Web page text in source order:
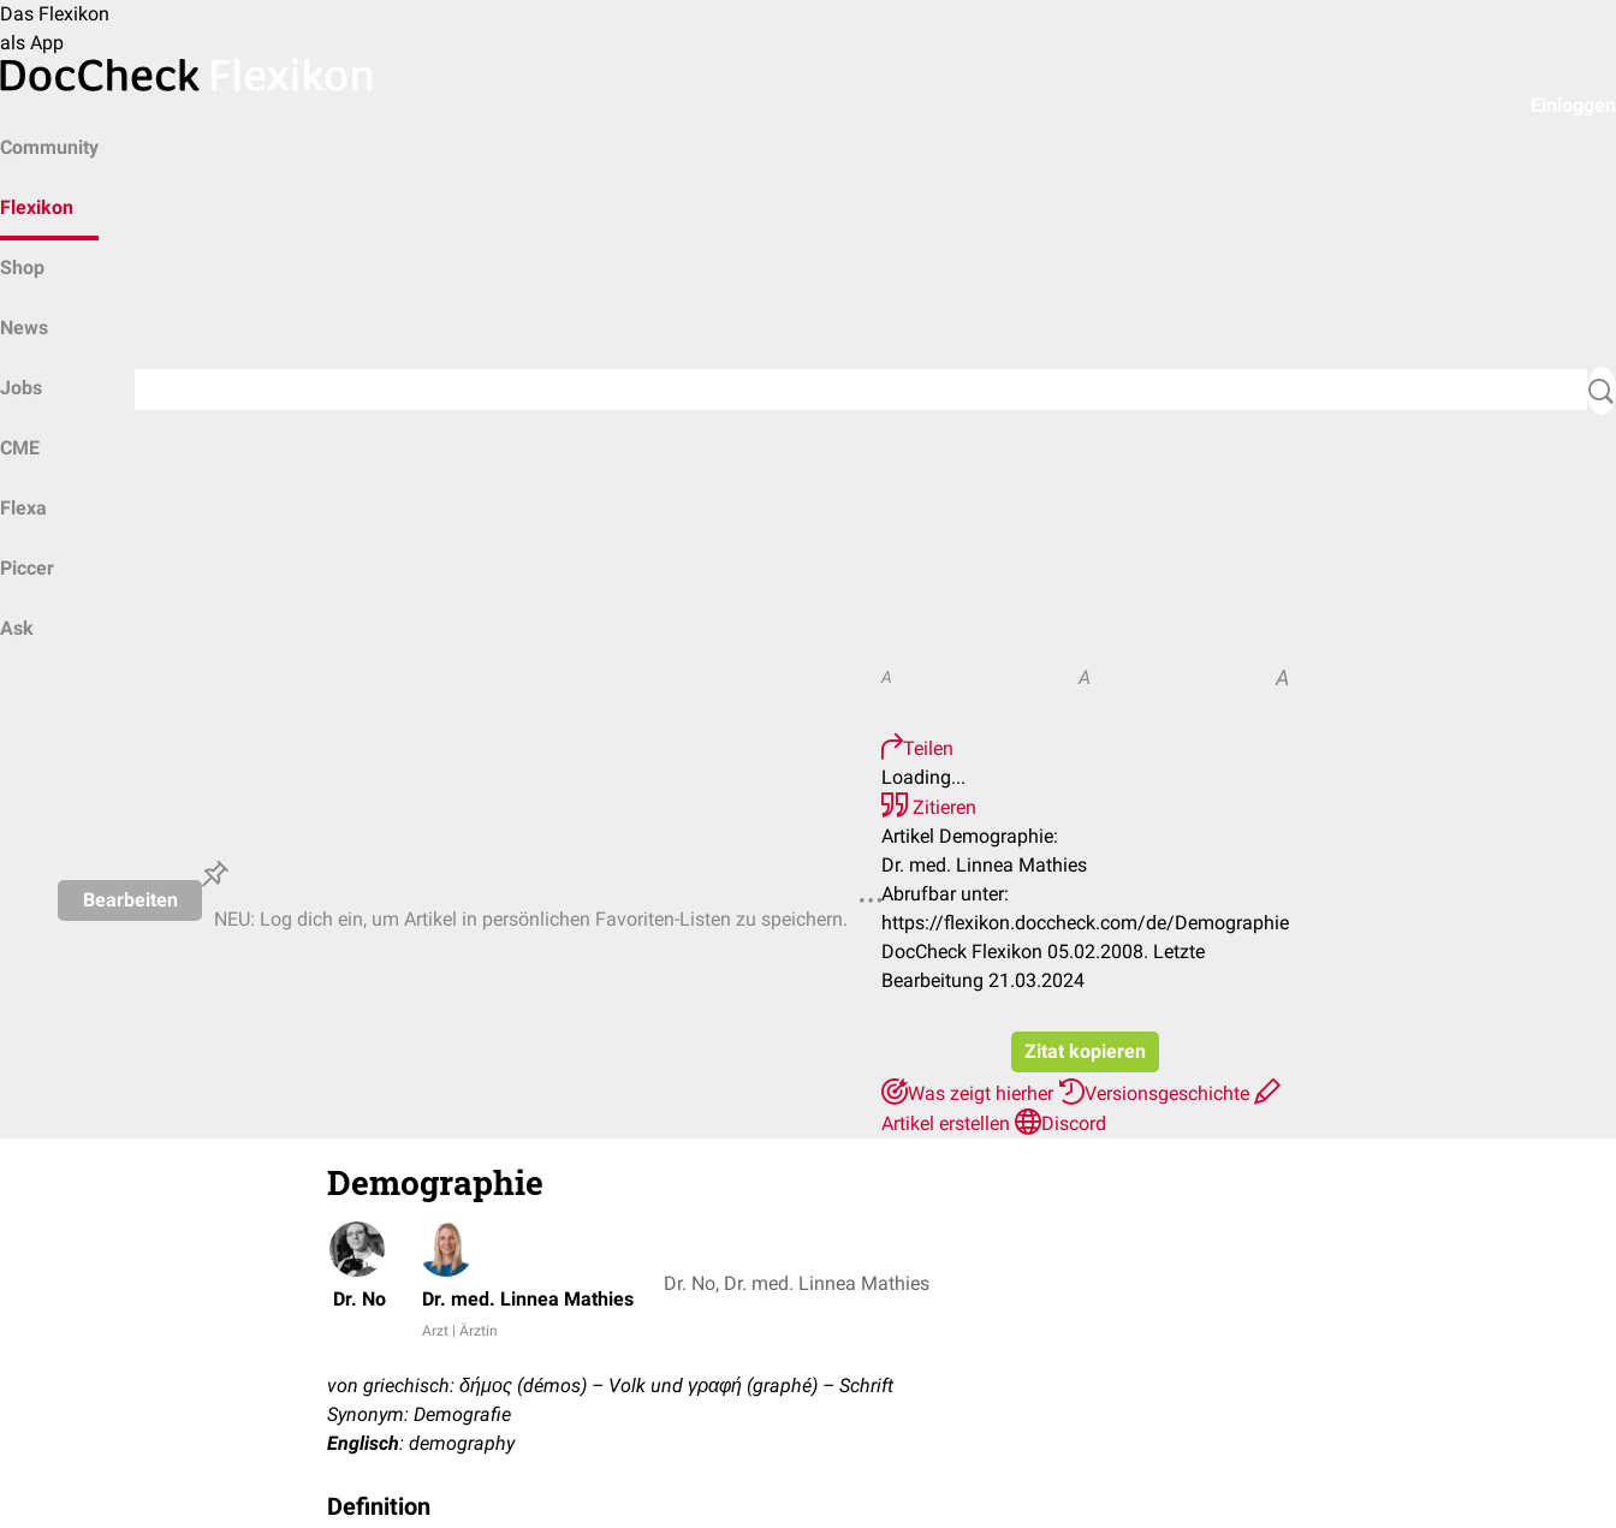
Das Flexikon
als App
Community
Flexikon
Shop
News
Jobs
CME
Flexa
Piccer
Ask
Bearbeiten
NEU: Log dich ein, um Artikel in persönlichen Favoriten-Listen zu speichern.
A A A
Teilen
Loading...
Zitieren
Artikel Demographie:
Dr. med. Linnea Mathies
Abrufbar unter:
https://flexikon.doccheck.com/de/Demographie
DocCheck Flexikon 05.02.2008. Letzte
Bearbeitung 21.03.2024
Zitat kopieren
Was zeigt hierher
Versionsgeschichte
Artikel erstellen
Discord
Demographie
Dr. No Dr. med. Linnea Mathies
Arzt | Ärztin
Dr. No, Dr. med. Linnea Mathies
von griechisch: δήμος (démos) – Volk und γραφή (graphé) – Schrift
Synonym: Demografie
Englisch: demography
Definition